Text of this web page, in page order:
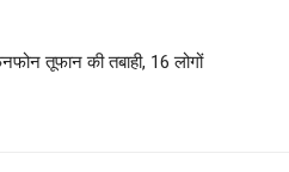
तूफान की तबाही, 16 लोगों